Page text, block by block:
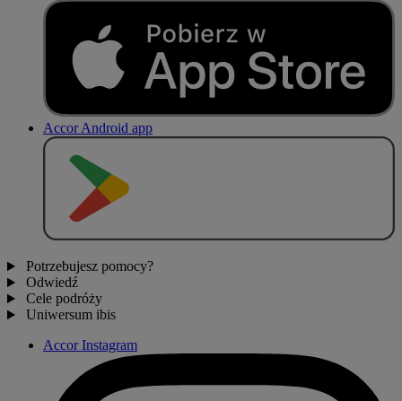
Accor Android app
Potrzebujesz pomocy?
Odwiedź
Cele podróży
Uniwersum ibis
Accor Instagram